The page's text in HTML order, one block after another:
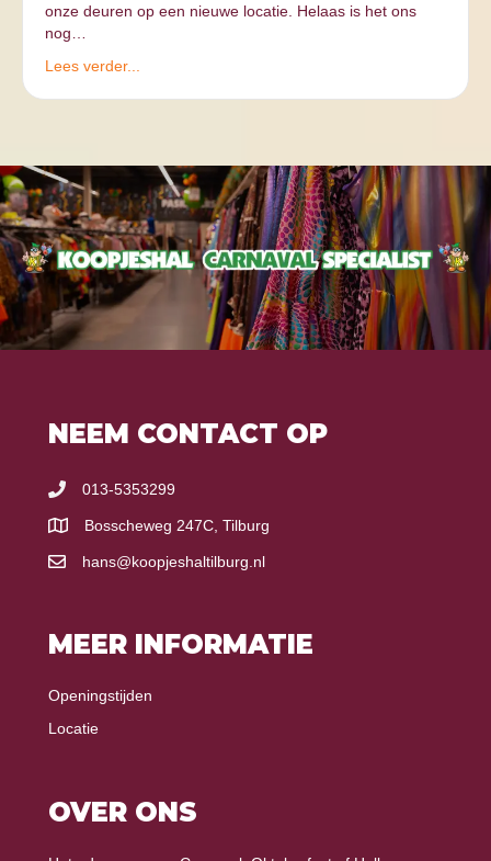
onze deuren op een nieuwe locatie. Helaas is het ons
nog…
Lees verder...
NEEM CONTACT OP
013-5353299
Bosscheweg 247C, Tilburg
hans@koopjeshaltilburg.nl
MEER INFORMATIE
Openingstijden
Locatie
OVER ONS